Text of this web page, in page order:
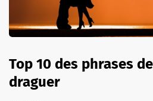
Top 10 des phrases
draguer